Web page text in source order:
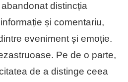
distincția
și comentariu,
eveniment și emoție.
Pe de o parte,
de a distinge ceea